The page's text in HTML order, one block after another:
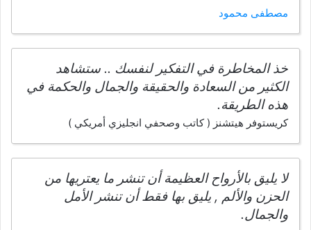
مصطفى محمود
خذ المخاطرة في التفكير لنفسك .. ستشاهد
الكثير من السعادة والحقيقة والجمال والحكمة في
هذه الطريقة.
كريستوفر هيتشنز ( كاتب وصحفي انجليزي أمريكي )
لا يليق بالأرواح العظيمة أن تنشر ما يعتريها من
الحزن والألم , يليق بها فقط أن تنشر الأمل
والجمال.